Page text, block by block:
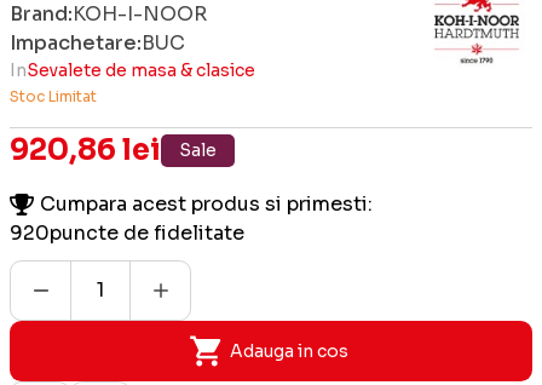
Brand:KOH-I-NOOR
Impachetare:BUC
InSevalete de masa & clasice
Stoc Limitat
920,86 lei Sale
Cumpara acest produs si primesti:
920puncte de fidelitate
Adauga in cos